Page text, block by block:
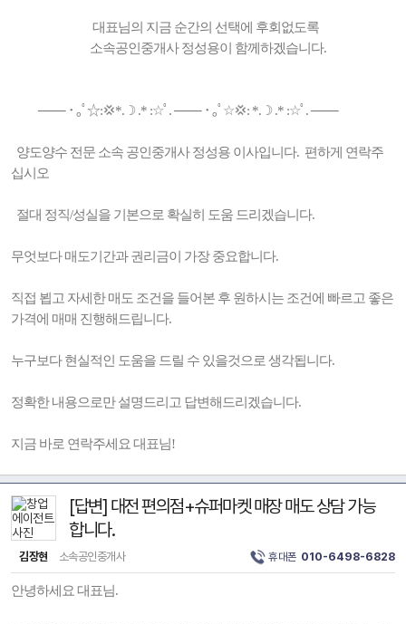
대표님의 지금 순간의 선택에 후회없도록
소속공인중개사 정성용이 함께하겠습니다.
─── ･ ｡ﾟ☆:💢*.☽ .* :☆ﾟ. ─── ･ ｡ﾟ☆💢: *.☽ .* :☆ﾟ. ───
양도양수 전문 소속 공인중개사 정성용 이사입니다. 편하게 연락주
십시오
절대 정직/성실을 기본으로 확실히 도움 드리겠습니다.
무엇보다 매도기간과 권리금이 가장 중요합니다.
직접 뵙고 자세한 매도 조건을 들어본 후 원하시는 조건에 빠르고 좋은
가격에 매매 진행해드립니다.
누구보다 현실적인 도움을 드릴 수 있을것으로 생각됩니다.
정확한 내용으로만 설명드리고 답변해드리겠습니다.
지금 바로 연락주세요 대표님!
[답변] 대전 편의점+슈퍼마켓 매장 매도 상담 가능
합니다.
김장현 소속공인중개사 휴대폰 010-6498-6828
안녕하세요 대표님.